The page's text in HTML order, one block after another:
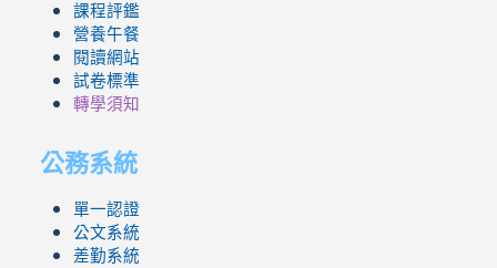
課程評鑑
營養午餐
閱讀網站
試卷標準
轉學須知
公務系統
單一認證
公文系統
差勤系統